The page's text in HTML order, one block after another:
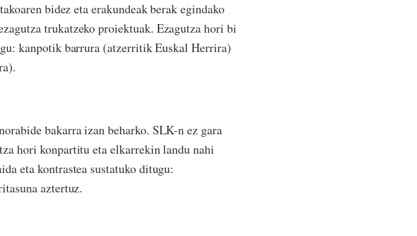
bidez eta erakundeak berak egindako
trukatzeko proiektuak. Ezagutza hori bi
kanpotik barrura (atzerritik Euskal Herrira)
bakarra izan beharko. SLK-n ez gara
hori konpartitu eta elkarrekin landu nahi
eta kontrastea sustatuko ditugu:
aztertuz.